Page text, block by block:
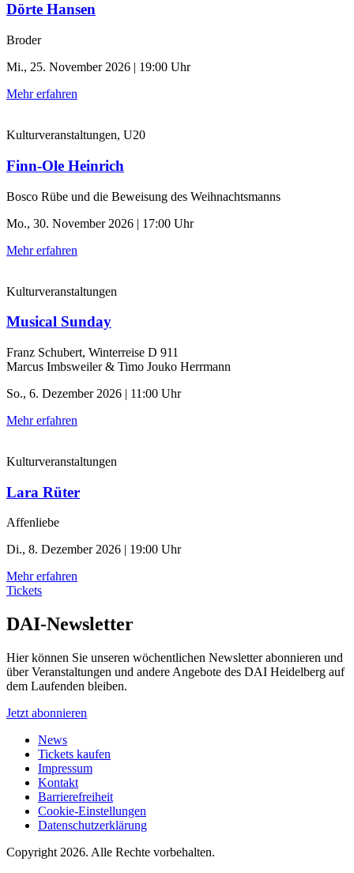
Dörte Hansen
Broder
Mi., 25. November 2026 | 19:00 Uhr
Mehr erfahren
Kulturveranstaltungen, U20
Finn-Ole Heinrich
Bosco Rübe und die Beweisung des Weihnachtsmanns
Mo., 30. November 2026 | 17:00 Uhr
Mehr erfahren
Kulturveranstaltungen
Musical Sunday
Franz Schubert, Winterreise D 911
Marcus Imbsweiler & Timo Jouko Herrmann
So., 6. Dezember 2026 | 11:00 Uhr
Mehr erfahren
Kulturveranstaltungen
Lara Rüter
Affenliebe
Di., 8. Dezember 2026 | 19:00 Uhr
Mehr erfahren
Tickets
DAI-Newsletter
Hier können Sie unseren wöchentlichen Newsletter abonnieren und
über Veranstaltungen und andere Angebote des DAI Heidelberg auf
dem Laufenden bleiben.
Jetzt abonnieren
News
Tickets kaufen
Impressum
Kontakt
Barrierefreiheit
Cookie-Einstellungen
Datenschutzerklärung
Copyright 2026. Alle Rechte vorbehalten.